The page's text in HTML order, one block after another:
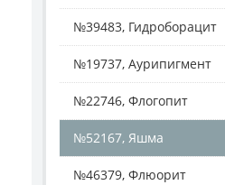
№39483, Гидроборацит
№19737, Аурипигмент
№22746, Флогопит
№52167, Яшма
№46379, Флюорит